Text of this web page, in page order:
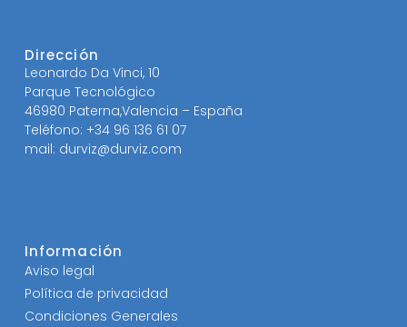
Dirección
Leonardo Da Vinci, 10
Parque Tecnológico
46980 Paterna,Valencia – España
Teléfono: +34 96 136 61 07
mail: durviz@durviz.com
Información
Aviso legal
Política de privacidad
Condiciones Generales